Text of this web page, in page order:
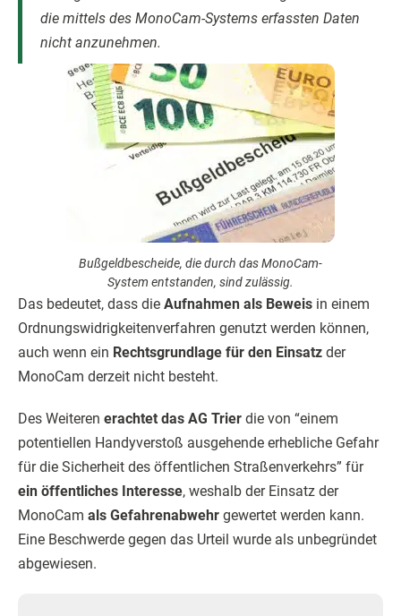
die mittels des MonoCam-Systems erfassten Daten
nicht anzunehmen.
Bußgeldbescheide, die durch das MonoCam-
System entstanden, sind zulässig.
Das bedeutet, dass die Aufnahmen als Beweis in einem
Ordnungswidrigkeitenverfahren genutzt werden können,
auch wenn ein Rechtsgrundlage für den Einsatz der
MonoCam derzeit nicht besteht.
Des Weiteren erachtet das AG Trier die von “einem
potentiellen Handyverstoß ausgehende erhebliche Gefahr
für die Sicherheit des öffentlichen Straßenverkehrs” für
ein öffentliches Interesse, weshalb der Einsatz der
MonoCam als Gefahrenabwehr gewertet werden kann.
Eine Beschwerde gegen das Urteil wurde als unbegründet
abgewiesen.